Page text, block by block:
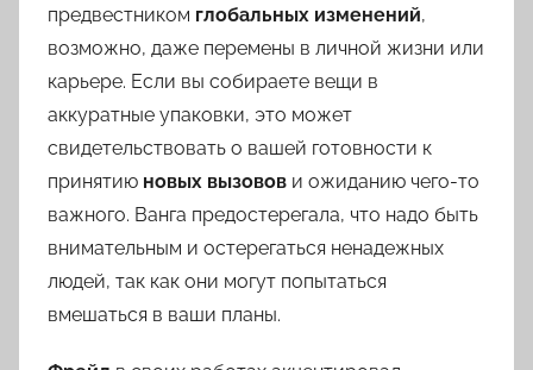
предвестником глобальных изменений,
возможно, даже перемены в личной жизни или
карьере. Если вы собираете вещи в
аккуратные упаковки, это может
свидетельствовать о вашей готовности к
принятию новых вызовов и ожиданию чего-то
важного. Ванга предостерегала, что надо быть
внимательным и остерегаться ненадежных
людей, так как они могут попытаться
вмешаться в ваши планы.